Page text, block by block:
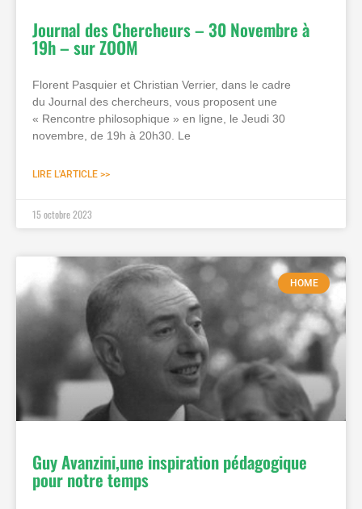
Journal des Chercheurs – 30 Novembre à
19h – sur ZOOM
Florent Pasquier et Christian Verrier, dans le cadre
du Journal des chercheurs, vous proposent une
« Rencontre philosophique » en ligne, le Jeudi 30
novembre, de 19h à 20h30. Le
LIRE L'ARTICLE >>
15 octobre 2023
HOME
Guy Avanzini,une inspiration pédagogique
pour notre temps